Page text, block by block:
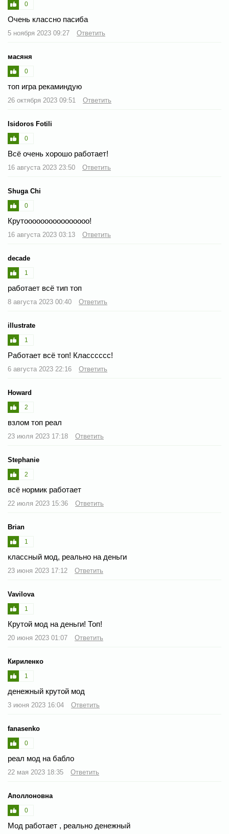
0
Очень классно пасиба
5 ноября 2023 09:27 Ответить
масяня
0
топ игра рекаминдую
26 октября 2023 09:51 Ответить
Isidoros Fotili
0
Всё очень хорошо работает!
16 августа 2023 23:50 Ответить
Shuga Chi
0
Крутоооооооооооооооо!
16 августа 2023 03:13 Ответить
decade
1
работает всё тип топ
8 августа 2023 00:40 Ответить
illustrate
1
Работает всё топ! Класссссс!
6 августа 2023 22:16 Ответить
Howard
2
взлом топ реал
23 июля 2023 17:18 Ответить
Stephanie
2
всё нормик работает
22 июля 2023 15:36 Ответить
Brian
1
классный мод, реально на деньги
23 июня 2023 17:12 Ответить
Vavilova
1
Крутой мод на деньги! Топ!
20 июня 2023 01:07 Ответить
Кириленко
1
денежный крутой мод
3 июня 2023 16:04 Ответить
fanasenko
0
реал мод на бабло
22 мая 2023 18:35 Ответить
Аполлоновна
0
Мод работает , реально денежный